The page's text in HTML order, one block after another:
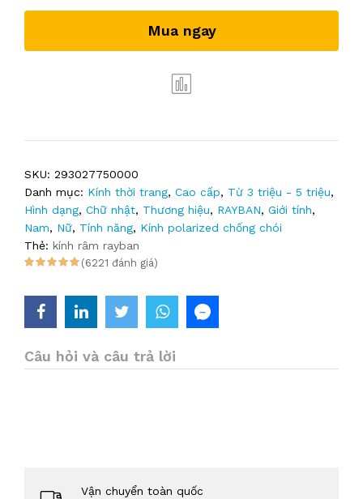
Mua ngay
SKU: 293027750000
Danh mục: Kính thời trang, Cao cấp, Từ 3 triệu - 5 triệu,
Hình dạng, Chữ nhật, Thương hiệu, RAYBAN, Giới tính,
Nam, Nữ, Tính năng, Kính polarized chống chói
Thẻ: kính râm rayban
(6221 đánh giá)
Câu hỏi và câu trả lời
Vận chuyển toàn quốc